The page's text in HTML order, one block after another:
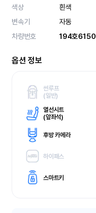
색상
흰색
변속기
자동
차량번호
194호6150
옵션 정보
썬루프
(일반)
열선시트
(앞좌석)
후방 카메라
하이패스
스마트키